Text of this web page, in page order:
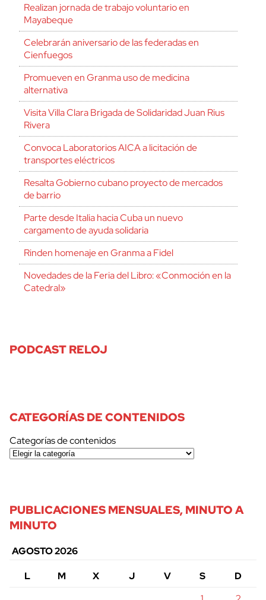
Realizan jornada de trabajo voluntario en
Mayabeque
Celebrarán aniversario de las federadas en
Cienfuegos
Promueven en Granma uso de medicina
alternativa
Visita Villa Clara Brigada de Solidaridad Juan Rius
Rivera
Convoca Laboratorios AICA a licitación de
transportes eléctricos
Resalta Gobierno cubano proyecto de mercados
de barrio
Parte desde Italia hacia Cuba un nuevo
cargamento de ayuda solidaria
Rinden homenaje en Granma a Fidel
Novedades de la Feria del Libro: «Conmoción en la
Catedral»
PODCAST RELOJ
CATEGORÍAS DE CONTENIDOS
Categorías de contenidos
PUBLICACIONES MENSUALES, MINUTO A
MINUTO
AGOSTO 2026
L
M X J V S
D